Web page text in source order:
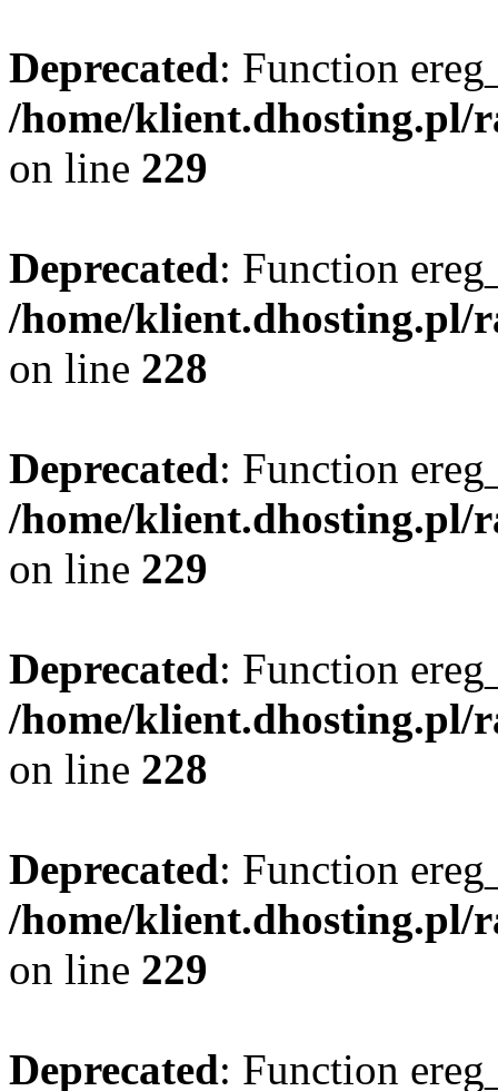
Deprecated: Function
/home/klient.dhosting.pl/
on line 229
Deprecated: Function
/home/klient.dhosting.pl/
on line 228
Deprecated: Function
/home/klient.dhosting.pl/
on line 229
Deprecated: Function
/home/klient.dhosting.pl/
on line 228
Deprecated: Function
/home/klient.dhosting.pl/
on line 229
Deprecated: Function